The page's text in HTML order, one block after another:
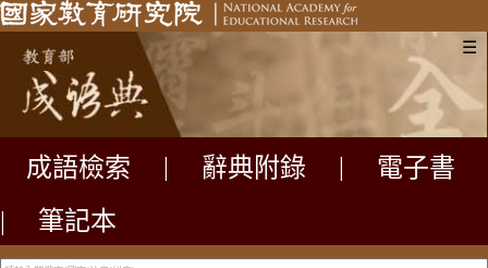
☰
成語檢索 辭典附錄
電子書
|
筆記本